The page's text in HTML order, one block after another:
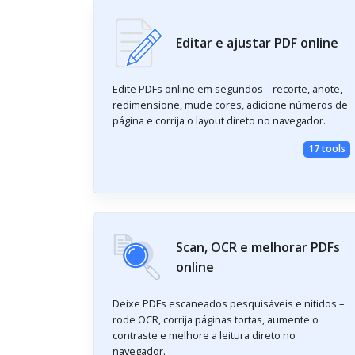
Editar e ajustar PDF online
Edite PDFs online em segundos – recorte, anote,
redimensione, mude cores, adicione números de
página e corrija o layout direto no navegador.
17 tools
Scan, OCR e melhorar PDFs
online
Deixe PDFs escaneados pesquisáveis e nítidos –
rode OCR, corrija páginas tortas, aumente o
contraste e melhore a leitura direto no
navegador.